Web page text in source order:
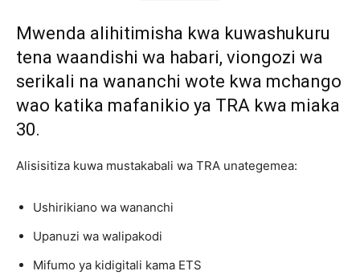
Mwenda alihitimisha kwa kuwashukuru
tena waandishi wa habari, viongozi wa
serikali na wananchi wote kwa mchango
wao katika mafanikio ya TRA kwa miaka
30.
Alisisitiza kuwa mustakabali wa TRA unategemea:
Ushirikiano wa wananchi
Upanuzi wa walipakodi
Mifumo ya kidigitali kama ETS